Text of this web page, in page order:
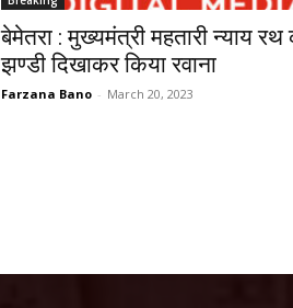
बेमेतरा : मुख्यमंत्री महतारी न्याय रथ
झण्डी दिखाकर किया रवाना
Farzana Bano - March 20, 2023